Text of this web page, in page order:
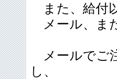
また、給付
メール、ま
メールでご
し、